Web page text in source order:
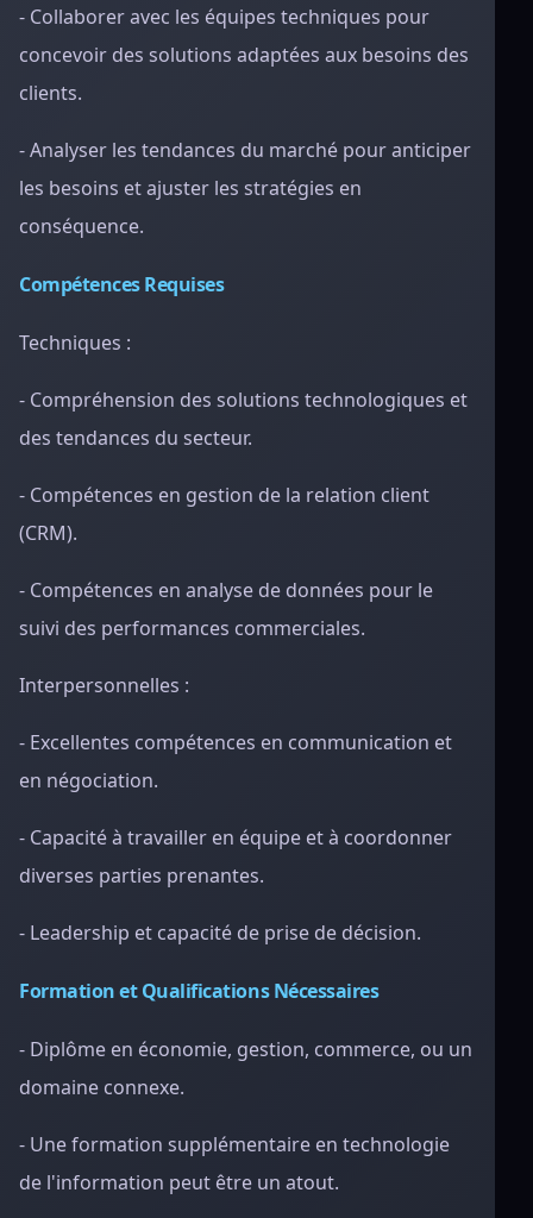
- Collaborer avec les équipes techniques pour
concevoir des solutions adaptées aux besoins des
clients.
- Analyser les tendances du marché pour anticiper
les besoins et ajuster les stratégies en
conséquence.
Compétences Requises
Techniques :
- Compréhension des solutions technologiques et
des tendances du secteur.
- Compétences en gestion de la relation client
(CRM).
- Compétences en analyse de données pour le
suivi des performances commerciales.
Interpersonnelles :
- Excellentes compétences en communication et
en négociation.
- Capacité à travailler en équipe et à coordonner
diverses parties prenantes.
- Leadership et capacité de prise de décision.
Formation et Qualifications Nécessaires
- Diplôme en économie, gestion, commerce, ou un
domaine connexe.
- Une formation supplémentaire en technologie
de l'information peut être un atout.